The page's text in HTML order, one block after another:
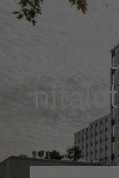
ni­ta­lot